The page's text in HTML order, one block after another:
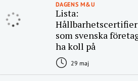
DAGENS M&U
Lista:
som svenska
ha koll på
29 maj